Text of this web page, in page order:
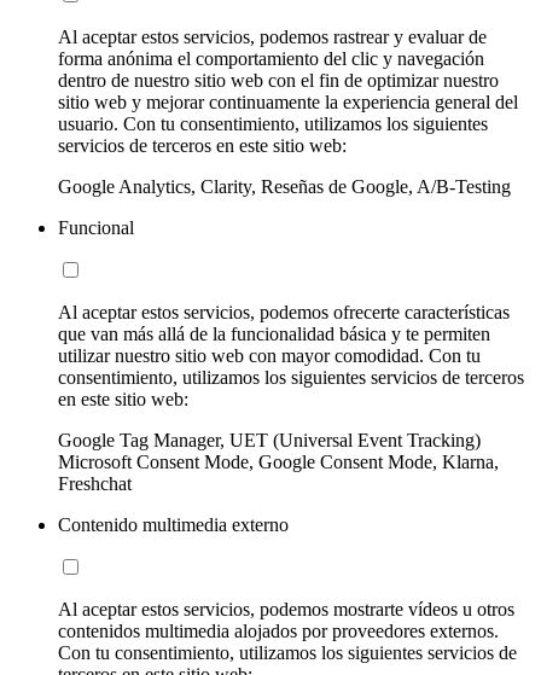
Al aceptar estos servicios, podemos rastrear y evaluar de
forma anónima el comportamiento del clic y navegación
dentro de nuestro sitio web con el fin de optimizar nuestro
sitio web y mejorar continuamente la experiencia general del
usuario. Con tu consentimiento, utilizamos los siguientes
servicios de terceros en este sitio web:
Google Analytics, Clarity, Reseñas de Google, A/B-Testing
Funcional
Al aceptar estos servicios, podemos ofrecerte características
que van más allá de la funcionalidad básica y te permiten
utilizar nuestro sitio web con mayor comodidad. Con tu
consentimiento, utilizamos los siguientes servicios de terceros
en este sitio web:
Google Tag Manager, UET (Universal Event Tracking)
Microsoft Consent Mode, Google Consent Mode, Klarna,
Freshchat
Contenido multimedia externo
Al aceptar estos servicios, podemos mostrarte vídeos u otros
contenidos multimedia alojados por proveedores externos.
Con tu consentimiento, utilizamos los siguientes servicios de